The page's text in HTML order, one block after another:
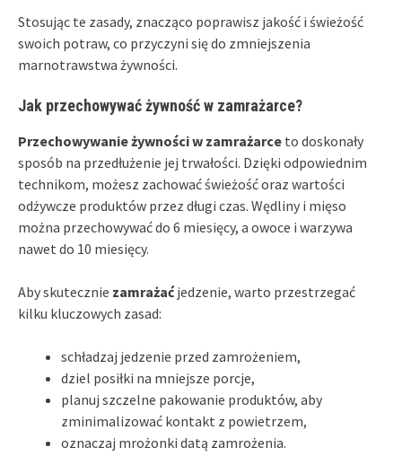
Stosując te zasady, znacząco poprawisz jakość i świeżość
swoich potraw, co przyczyni się do zmniejszenia
marnotrawstwa żywności.
Jak przechowywać żywność w zamrażarce?
Przechowywanie żywności w zamrażarce to doskonały
sposób na przedłużenie jej trwałości. Dzięki odpowiednim
technikom, możesz zachować świeżość oraz wartości
odżywcze produktów przez długi czas. Wędliny i mięso
można przechowywać do 6 miesięcy, a owoce i warzywa
nawet do 10 miesięcy.
Aby skutecznie zamrażaćjedzenie, warto przestrzegać
kilku kluczowych zasad:
schładzaj jedzenie przed zamrożeniem,
dziel posiłki na mniejsze porcje,
planuj szczelne pakowanie produktów, aby
zminimalizować kontakt z powietrzem,
oznaczaj mrożonki datą zamrożenia.